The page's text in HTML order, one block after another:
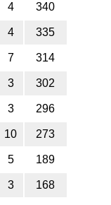
4 340
4 335
7 314
3 302
3 296
10 273
5 189
3 168